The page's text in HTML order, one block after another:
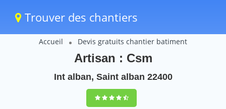
Trouver des chantiers
Accueil Devis gratuits chantier batiment
Artisan : Csm
Int alban, Saint alban 22400